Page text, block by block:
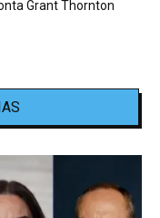
Grant Thornton